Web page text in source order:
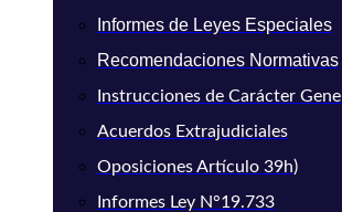
Informes de Leyes Especiales
Recomendaciones Normativas
Instrucciones de Carácter
Acuerdos Extrajudiciales
Oposiciones Artículo 39h)
Informes Ley N°19.733